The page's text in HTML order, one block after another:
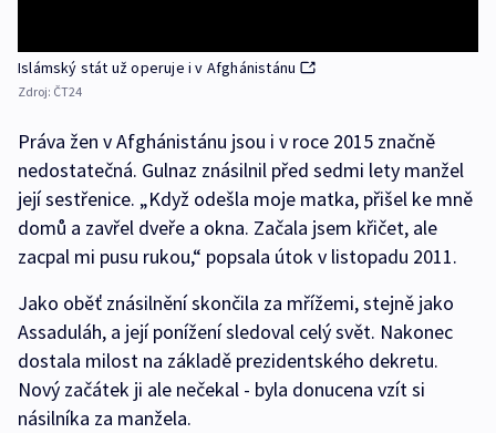
Islámský stát už operuje i v Afghánistánu
Zdroj: ČT24
Práva žen v Afghánistánu jsou i v roce 2015 značně
nedostatečná. Gulnaz znásilnil před sedmi lety manžel
její sestřenice. „Když odešla moje matka, přišel ke mně
domů a zavřel dveře a okna. Začala jsem křičet, ale
zacpal mi pusu rukou,“ popsala útok v listopadu 2011.
Jako oběť znásilnění skončila za mřížemi, stejně jako
Assaduláh, a její ponížení sledoval celý svět. Nakonec
dostala milost na základě prezidentského dekretu.
Nový začátek ji ale nečekal - byla donucena vzít si
násilníka za manžela.